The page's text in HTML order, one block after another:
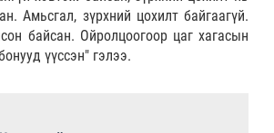
Амьсгал, зүрхний цохилт байгаагүй.
байсан. Ойролцоогоор цаг хагасын
үүссэн" гэлээ.